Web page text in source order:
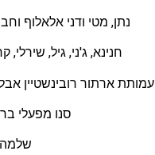
נתן, מטי ודני אלאלוף
חנינא, ג'ני, גיל,
עמותת ארתור רובינשטיין
סנו מפעלי
שלמה